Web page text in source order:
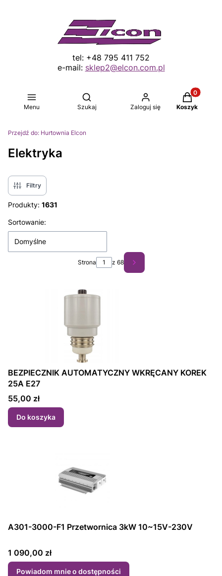
tel: +48 795 411 752
e-mail: sklep2@elcon.com.pl
Menu
Otwórz wyszukiwarkę
Szukaj Zaloguj się
Produkty
Koszyk
Przejdź do: Hurtownia Elcon
Elektryka
Filtry
Produkty: 1631
Lista produktów
Sortowanie:
Domyślne
Strona z 68 Następne produkty
BEZPIECZNIK AUTOMATYCZNY WKRĘCANY KOREK
25A E27
Cena
55,00 zł
Do koszyka
A301-3000-F1 Przetwornica 3kW 10~15V-230V
Cena
1 090,00 zł
Powiadom mnie o dostępności